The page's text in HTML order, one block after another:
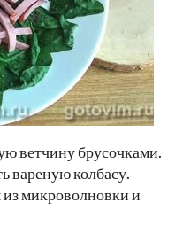
ветчину брусочками.
вареную колбасу.
микроволновки и